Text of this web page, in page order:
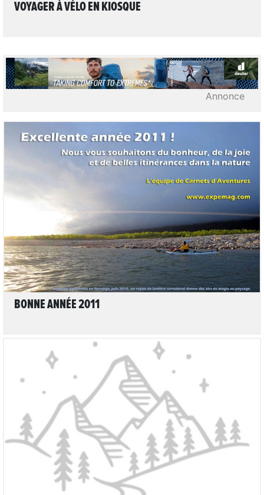
VOYAGER À VÉLO EN KIOSQUE
Annonce
LIRE L'ARTICLE
BONNE ANNÉE 2011
LIRE L'ARTICLE